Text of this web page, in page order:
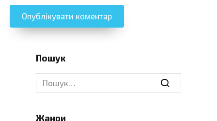
Пошук
Search
for:
Жанри